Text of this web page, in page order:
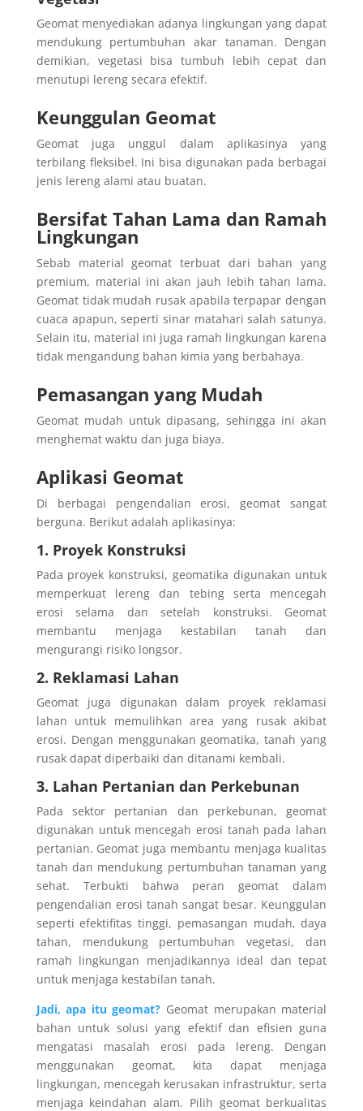
Geomat menyediakan adanya lingkungan yang dapat
mendukung pertumbuhan akar tanaman. Dengan
demikian, vegetasi bisa tumbuh lebih cepat dan
menutupi lereng secara efektif.
Keunggulan Geomat
Geomat juga unggul dalam aplikasinya yang
terbilang fleksibel. Ini bisa digunakan pada berbagai
jenis lereng alami atau buatan.
Bersifat Tahan Lama dan Ramah
Lingkungan
Sebab material geomat terbuat dari bahan yang
premium, material ini akan jauh lebih tahan lama.
Geomat tidak mudah rusak apabila terpapar dengan
cuaca apapun, seperti sinar matahari salah satunya.
Selain itu, material ini juga ramah lingkungan karena
tidak mengandung bahan kimia yang berbahaya.
Pemasangan yang Mudah
Geomat mudah untuk dipasang, sehingga ini akan
menghemat waktu dan juga biaya.
Aplikasi Geomat
Di berbagai pengendalian erosi, geomat sangat
berguna. Berikut adalah aplikasinya:
1. Proyek Konstruksi
Pada proyek konstruksi, geomatika digunakan untuk
memperkuat lereng dan tebing serta mencegah
erosi selama dan setelah konstruksi. Geomat
membantu menjaga kestabilan tanah dan
mengurangi risiko longsor.
2. Reklamasi Lahan
Geomat juga digunakan dalam proyek reklamasi
lahan untuk memulihkan area yang rusak akibat
erosi. Dengan menggunakan geomatika, tanah yang
rusak dapat diperbaiki dan ditanami kembali.
3. Lahan Pertanian dan Perkebunan
Pada sektor pertanian dan perkebunan, geomat
digunakan untuk mencegah erosi tanah pada lahan
pertanian. Geomat juga membantu menjaga kualitas
tanah dan mendukung pertumbuhan tanaman yang
sehat. Terbukti bahwa peran geomat dalam
pengendalian erosi tanah sangat besar. Keunggulan
seperti efektifitas tinggi, pemasangan mudah, daya
tahan, mendukung pertumbuhan vegetasi, dan
ramah lingkungan menjadikannya ideal dan tepat
untuk menjaga kestabilan tanah.
Jadi, apa itu geomat? Geomat merupakan material
bahan untuk solusi yang efektif dan efisien guna
mengatasi masalah erosi pada lereng. Dengan
menggunakan geomat, kita dapat menjaga
lingkungan, mencegah kerusakan infrastruktur, serta
menjaga keindahan alam. Pilih geomat berkualitas